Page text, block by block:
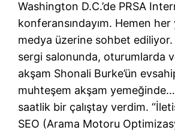
Washington D.C.’de PRSA
konferansındayım. Hemen
medya üzerine sohbet
sergi salonunda, oturumlarda
akşam Shonali Burke’ün
muhteşem akşam
saatlik bir çalıştay verdim.
SEO (Arama Motoru